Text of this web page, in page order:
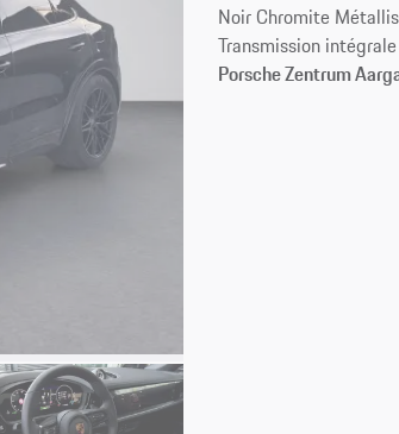
Noir Chromite
Transmission intégrale
Porsche Zentrum